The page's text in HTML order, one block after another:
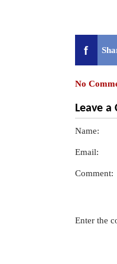
No
Leave a
Name:
Email:
Comment:
Enter the